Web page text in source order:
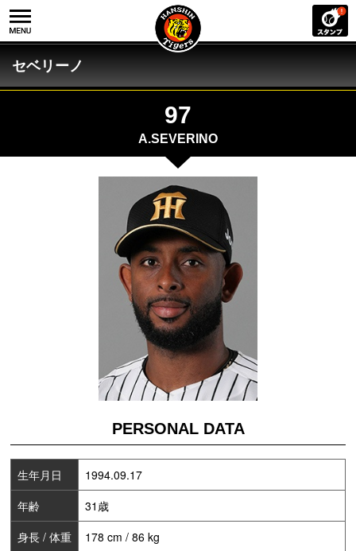
セベリーノ
97
A.SEVERINO
PERSONAL DATA
生年月日
1994.09.17
年齢
31歳
身長 / 体重
178 cm / 86 kg